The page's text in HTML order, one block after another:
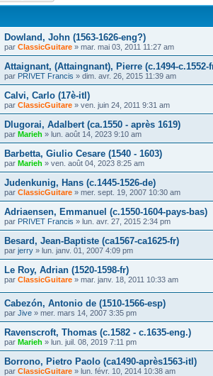
Dowland, John (1563-1626-eng?)
par ClassicGuitare » mar. mai 03, 2011 11:27 am
Attaignant, (Attaingnant), Pierre (c.1494-c.1552-
par PRIVET Francis » dim. avr. 26, 2015 11:39 am
Calvi, Carlo (17è-itl)
par ClassicGuitare » ven. juin 24, 2011 9:31 am
Dlugorai, Adalbert (ca.1550 - après 1619)
par Marieh » lun. août 14, 2023 9:10 am
Barbetta, Giulio Cesare (1540 - 1603)
par Marieh » ven. août 04, 2023 8:25 am
Judenkunig, Hans (c.1445-1526-de)
par ClassicGuitare » mer. sept. 19, 2007 10:30 am
Adriaensen, Emmanuel (c.1550-1604-pays-bas)
par PRIVET Francis » lun. avr. 27, 2015 2:34 pm
Besard, Jean-Baptiste (ca1567-ca1625-fr)
par jerry » lun. janv. 01, 2007 4:09 pm
Le Roy, Adrian (1520-1598-fr)
par ClassicGuitare » mar. janv. 18, 2011 10:33 am
Cabezón, Antonio de (1510-1566-esp)
par Jive » mer. mars 14, 2007 3:35 pm
Ravenscroft, Thomas (c.1582 - c.1635-eng.)
par Marieh » lun. juil. 08, 2019 7:11 pm
Borrono, Pietro Paolo (ca1490-après1563-itl)
par ClassicGuitare » lun. févr. 10, 2014 10:38 am